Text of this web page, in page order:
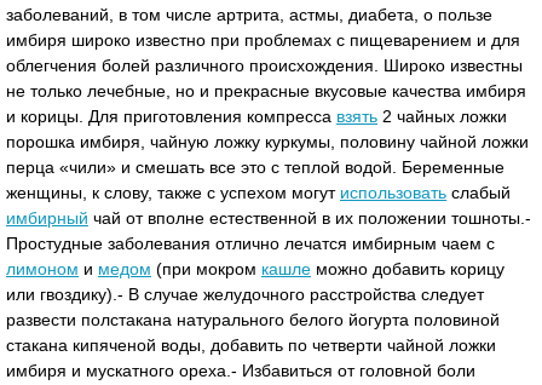
заболеваний, в том числе артрита, астмы, диабета, о пользе
имбиря широко известно при проблемах с пищеварением и для
облегчения болей различного происхождения. Широко известны
не только лечебные, но и прекрасные вкусовые качества имбиря
и корицы. Для приготовления компресса взять 2 чайных ложки
порошка имбиря, чайную ложку куркумы, половину чайной ложки
перца «чили» и смешать все это с теплой водой. Беременные
женщины, к слову, также с успехом могут использовать слабый
имбирный чай от вполне естественной в их положении тошноты.-
Простудные заболевания отлично лечатся имбирным чаем с
лимоном и медом (при мокром кашле можно добавить корицу
или гвоздику).- В случае желудочного расстройства следует
развести полстакана натурального белого йогурта половиной
стакана кипяченой воды, добавить по четверти чайной ложки
имбиря и мускатного ореха.- Избавиться от головной боли